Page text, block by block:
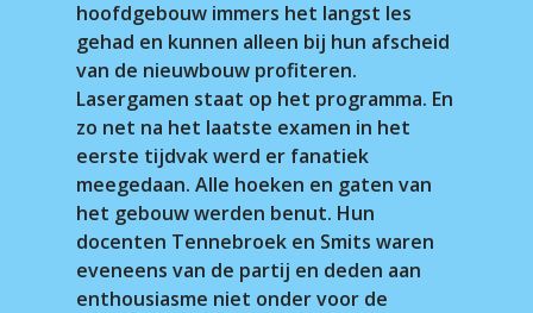
hoofdgebouw immers het langst les
gehad en kunnen alleen bij hun afscheid
van de nieuwbouw profiteren.
Lasergamen staat op het programma. En
zo net na het laatste examen in het
eerste tijdvak werd er fanatiek
meegedaan. Alle hoeken en gaten van
het gebouw werden benut. Hun
docenten Tennebroek en Smits waren
eveneens van de partij en deden aan
enthousiasme niet onder voor de